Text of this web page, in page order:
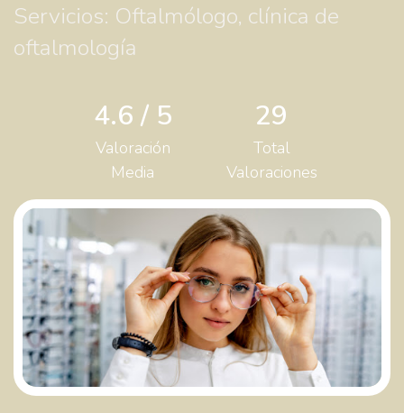
Servicios: Oftalmólogo, clínica de
oftalmología
4.6 / 5
Valoración
Media
29
Total
Valoraciones